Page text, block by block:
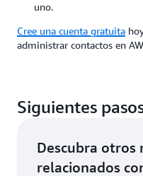
uno.
Cree una cuenta gratuita
administrar contactos en
Siguientes
Descubra otros
relacionados